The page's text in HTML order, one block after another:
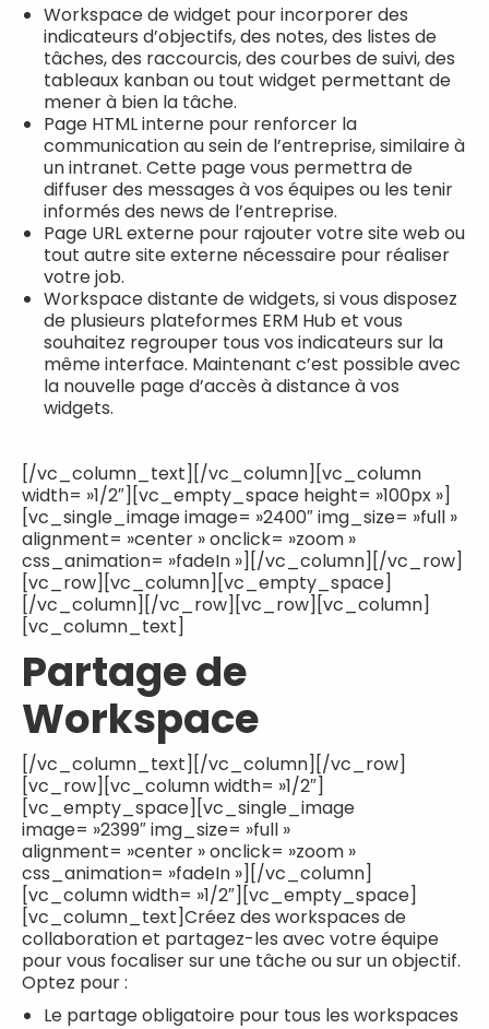
Workspace de widget pour incorporer des
indicateurs d’objectifs, des notes, des listes de
tâches, des raccourcis, des courbes de suivi, des
tableaux kanban ou tout widget permettant de
mener à bien la tâche.
Page HTML interne pour renforcer la
communication au sein de l’entreprise, similaire à
un intranet. Cette page vous permettra de
diffuser des messages à vos équipes ou les tenir
informés des news de l’entreprise.
Page URL externe pour rajouter votre site web ou
tout autre site externe nécessaire pour réaliser
votre job.
Workspace distante de widgets, si vous disposez
de plusieurs plateformes ERM Hub et vous
souhaitez regrouper tous vos indicateurs sur la
même interface. Maintenant c’est possible avec
la nouvelle page d’accès à distance à vos
widgets.
[/vc_column_text][/vc_column][vc_column
width= »1/2″][vc_empty_space height= »100px »]
[vc_single_image image= »2400″ img_size= »full »
alignment= »center » onclick= »zoom »
css_animation= »fadeIn »][/vc_column][/vc_row]
[vc_row][vc_column][vc_empty_space]
[/vc_column][/vc_row][vc_row][vc_column]
[vc_column_text]
Partage de
Workspace
[/vc_column_text][/vc_column][/vc_row]
[vc_row][vc_column width= »1/2″]
[vc_empty_space][vc_single_image
image= »2399″ img_size= »full »
alignment= »center » onclick= »zoom »
css_animation= »fadeIn »][/vc_column]
[vc_column width= »1/2″][vc_empty_space]
[vc_column_text]Créez des workspaces de
collaboration et partagez-les avec votre équipe
pour vous focaliser sur une tâche ou sur un objectif.
Optez pour :
Le partage obligatoire pour tous les workspaces